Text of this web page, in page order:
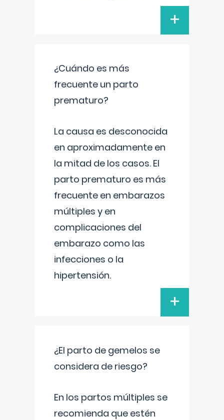
+
¿Cuándo es más
frecuente un parto
prematuro?
La causa es desconocida
en aproximadamente en
la mitad de los casos. El
parto prematuro es más
frecuente en embarazos
múltiples y en
complicaciones del
embarazo como las
infecciones o la
hipertensión.
+
¿El parto de gemelos se
considera de riesgo?
En los partos múltiples se
recomienda que estén